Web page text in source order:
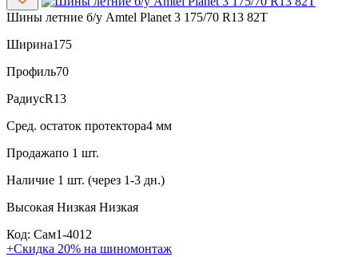
Шины летние б/у Amtel Planet 3 175/70 R13 82T
Ширина175
Профиль70
РадиусR13
Сред. остаток протектора4 мм
Продажапо 1 шт.
Наличие 1 шт. (через 1-3 дн.)
Высокая Низкая Низкая
Код: Сам1-4012
+Скидка 20% на шиномонтаж